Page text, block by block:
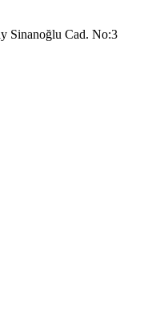
Sinanoğlu Cad. No:3